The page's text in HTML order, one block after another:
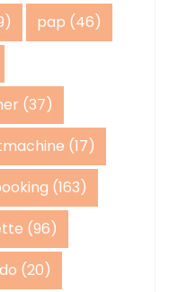
pap (46)
(37)
(17)
(163)
(96)
(20)